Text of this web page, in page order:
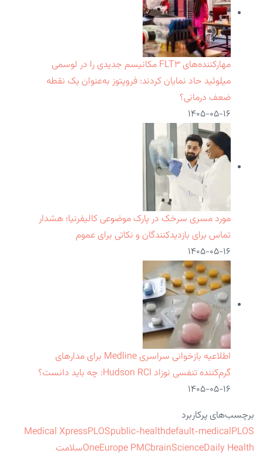
مهارکننده‌های FLT۳ مکانیسم جدیدی را در لوسمی
میلوئید حاد نمایان کردند: فروپتوز به‌عنوان یک نقطه
ضعف درمانی؟
۱۴۰۵-۰۵-۱۶
مورد مسری سرخک در پارک موضوعی کالیفرنیا؛ هشدار
تماس برای بازدیدکنندگان و نکاتی برای عموم
۱۴۰۵-۰۵-۱۶
اطلاعیه بازخوانی سراسری Medline برای مدارهای
گرم‌کننده تنفسی نوزاد Hudson RCI: چه باید دانست؟
۱۴۰۵-۰۵-۱۶
برچسب‌های پرکاربرد
Medical XpressPLOSpublic-healthdefault-medicalPLOS
OneEurope PMCbrainScienceDaily Health
سلامت